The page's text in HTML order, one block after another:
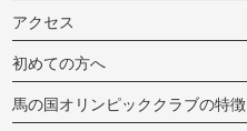
アクセス
初めての方へ
馬の国オリンピッククラブの特徴